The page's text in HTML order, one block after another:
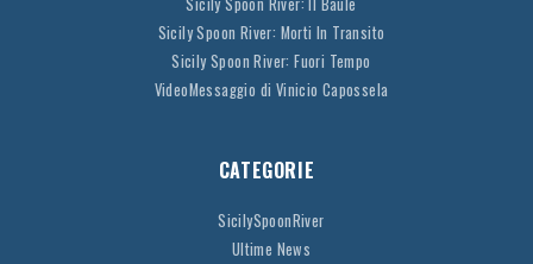
Sicily Spoon River: Morti In Transito
Sicily Spoon River: Fuori Tempo
VideoMessaggio di Vinicio Capossela
CATEGORIE
SicilySpoonRiver
Ultime News